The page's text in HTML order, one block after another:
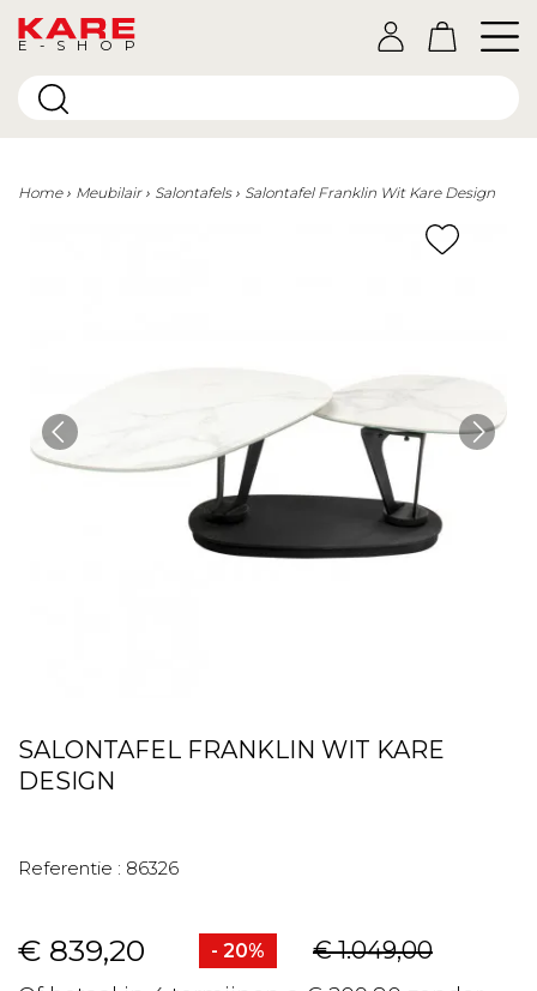
E-SHOP
Home Meubilair Salontafels Salontafel Franklin Wit Kare Design
SALONTAFEL FRANKLIN WIT KARE
DESIGN
Referentie : 86326
€ 839,20 - 20% € 1.049,00